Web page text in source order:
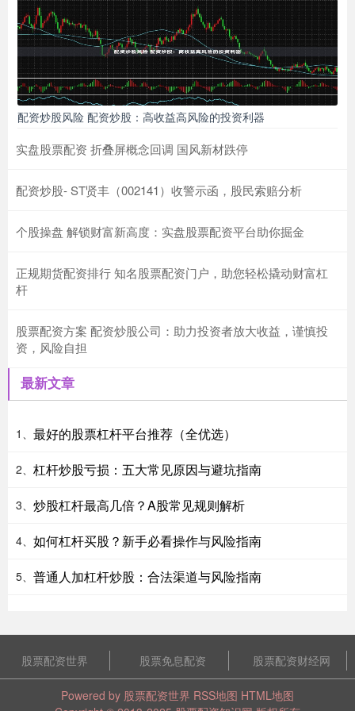
配资炒股风险 配资炒股：高收益高风险的投资利器
实盘股票配资 折叠屏概念回调 国风新材跌停
配资炒股- ST贤丰（002141）收警示函，股民索赔分析
个股操盘 解锁财富新高度：实盘股票配资平台助你掘金
正规期货配资排行 知名股票配资门户，助您轻松撬动财富杠
杆
股票配资方案 配资炒股公司：助力投资者放大收益，谨慎投
资，风险自担
最新文章
1、 最好的股票杠杆平台推荐（全优选）
2、 杠杆炒股亏损：五大常见原因与避坑指南
3、 炒股杠杆最高几倍？A股常见规则解析
4、 如何杠杆买股？新手必看操作与风险指南
5、 普通人加杠杆炒股：合法渠道与风险指南
股票配资世界 股票免息配资 股票配资财经网
Powered by 股票配资世界 RSS地图 HTML地图